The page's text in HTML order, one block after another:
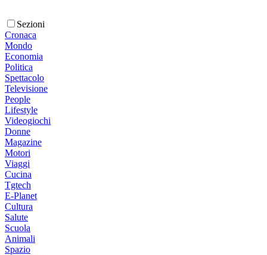
Sezioni
Cronaca
Mondo
Economia
Politica
Spettacolo
Televisione
People
Lifestyle
Videogiochi
Donne
Magazine
Motori
Viaggi
Cucina
Tgtech
E-Planet
Cultura
Salute
Scuola
Animali
Spazio